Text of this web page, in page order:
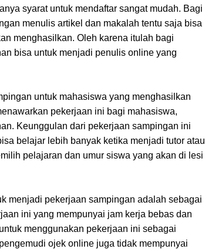
syarat untuk mendaftar sangat mudah. Bagi
menulis artikel dan makalah tentu saja bisa
menghasilkan. Oleh karena itulah bagi
bisa untuk menjadi penulis online yang
untuk mahasiswa yang menghasilkan
pekerjaan ini bagi mahasiswa,
Keunggulan dari pekerjaan sampingan ini
belajar lebih banyak ketika menjadi tutor atau
pelajaran dan umur siswa yang akan di lesi
menjadi pekerjaan sampingan adalah sebagai
ini yang mempunyai jam kerja bebas dan
menggunakan pekerjaan ini sebagai
ojek online juga tidak mempunyai